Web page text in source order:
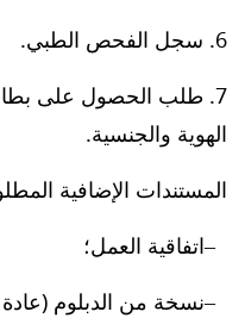
سجل الفحص الطبي.
طلب الحصول على
الهوية والجنسية.
المستندات الإضافية
اتفاقية العمل؛
نسخة من الدبلوم (عادة